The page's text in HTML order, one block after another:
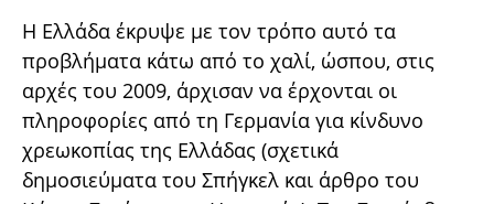
Η Ελλάδα έκρυψε με τον τρόπο αυτό τα
προβλήματα κάτω από το χαλί, ώσπου, στις
αρχές του 2009, άρχισαν να έρχονται οι
πληροφορίες από τη Γερμανία για κίνδυνο
χρεωκοπίας της Ελλάδας (σχετικά
δημοσιεύματα του Σπήγκελ και άρθρο του